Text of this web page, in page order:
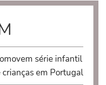
série infantil
em Portugal